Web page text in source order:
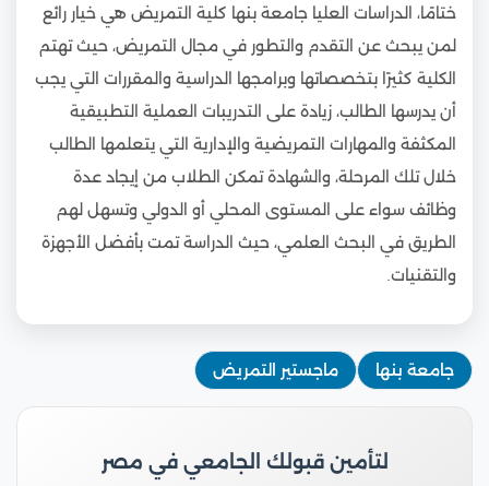
ختامًا، الدراسات العليا جامعة بنها كلية التمريض هي خيار رائع
لمن يبحث عن التقدم والتطور في مجال التمريض، حيث تهتم
الكلية كثيرًا بتخصصاتها وبرامجها الدراسية والمقررات التي يجب
أن يدرسها الطالب، زيادة على التدريبات العملية التطبيقية
المكثفة والمهارات التمريضية والإدارية التي يتعلمها الطالب
خلال تلك المرحلة، والشهادة تمكن الطلاب من إيجاد عدة
وظائف سواء على المستوى المحلي أو الدولي وتسهل لهم
الطريق في البحث العلمي، حيث الدراسة تمت بأفضل الأجهزة
والتقنيات.
جامعة بنها ماجستير التمريض
لتأمين قبولك الجامعي في مصر